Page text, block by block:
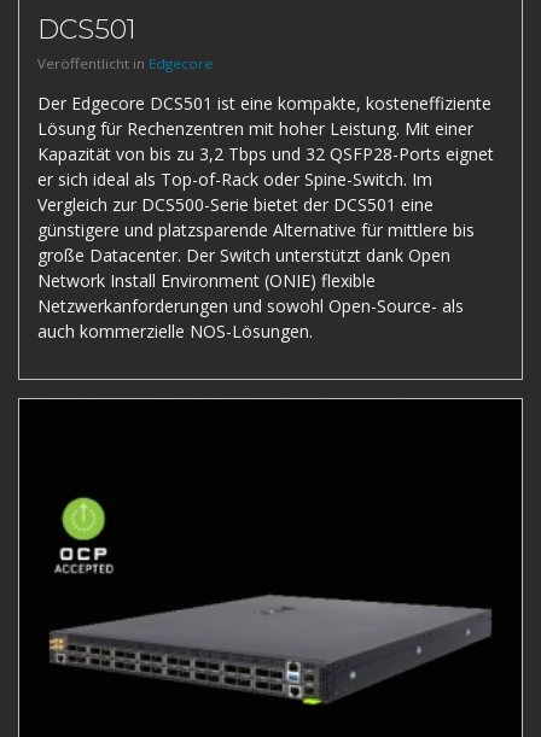
DCS501
Veröffentlicht in Edgecore
Der Edgecore DCS501 ist eine kompakte, kosteneffiziente
Lösung für Rechenzentren mit hoher Leistung. Mit einer
Kapazität von bis zu 3,2 Tbps und 32 QSFP28-Ports eignet
er sich ideal als Top-of-Rack oder Spine-Switch. Im
Vergleich zur DCS500-Serie bietet der DCS501 eine
günstigere und platzsparende Alternative für mittlere bis
große Datacenter. Der Switch unterstützt dank Open
Network Install Environment (ONIE) flexible
Netzwerkanforderungen und sowohl Open-Source- als
auch kommerzielle NOS-Lösungen.